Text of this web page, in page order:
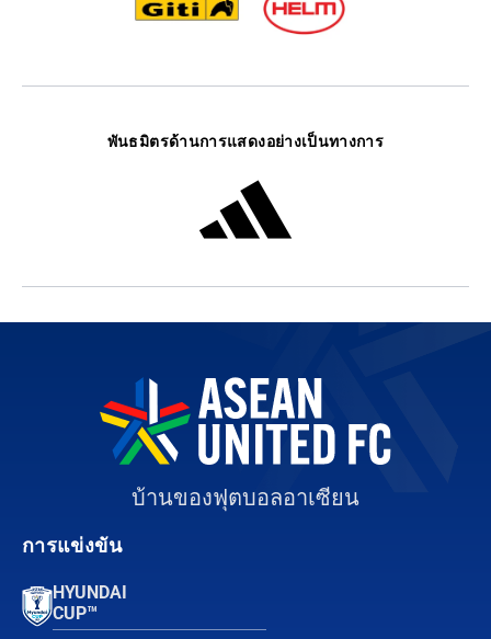
พันธมิตรด้านการแสดงอย่างเป็นทางการ
บ้านของฟุตบอลอาเซียน
การแข่งขัน
HYUNDAI
CUP™